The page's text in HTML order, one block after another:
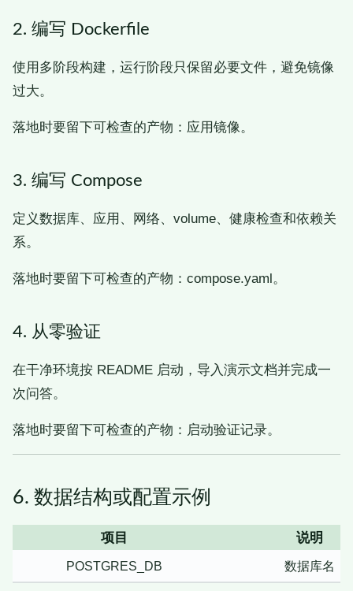
2. 编写 Dockerfile
使用多阶段构建，运行阶段只保留必要文件，避免镜像
过大。
落地时要留下可检查的产物：应用镜像。
3. 编写 Compose
定义数据库、应用、网络、volume、健康检查和依赖关
系。
落地时要留下可检查的产物：compose.yaml。
4. 从零验证
在干净环境按 README 启动，导入演示文档并完成一
次问答。
落地时要留下可检查的产物：启动验证记录。
6. 数据结构或配置示例
项目 说明
POSTGRES_DB 数据库名